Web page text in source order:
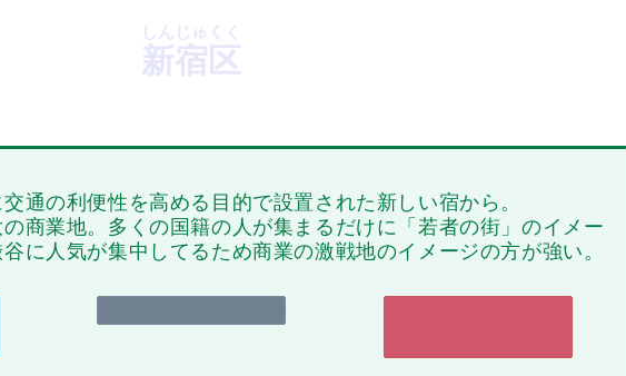
新宿区
しんじゅくく
通の利便性を高める目的で設置された新しい宿から。
商業地。多くの国籍の人が集まるだけに「若者の街」のイメー
に人気が集中してるため商業の激戦地のイメージの方が強い。